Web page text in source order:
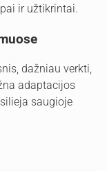
ir užtikrintai.
dažniau verkti,
adaptacijos
saugioje